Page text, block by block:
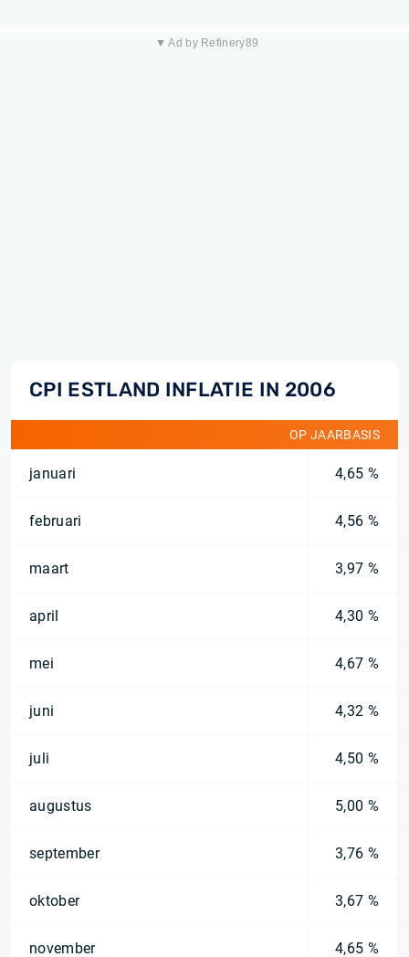
▼ Ad by Refinery89
CPI ESTLAND INFLATIE IN 2006
OP JAARBASIS
januari 4,65 %
februari 4,56 %
maart 3,97 %
april 4,30 %
mei 4,67 %
juni 4,32 %
juli 4,50 %
augustus 5,00 %
september 3,76 %
oktober 3,67 %
november 4,65 %